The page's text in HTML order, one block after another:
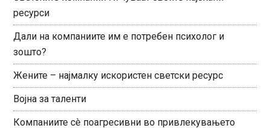
ресурси
Дали на компаниите им е потребен психолог и
зошто?
Жените – најмалку искористен светски ресурс
Војна за таленти
Компаниите сè поагресивни во привлекувањето